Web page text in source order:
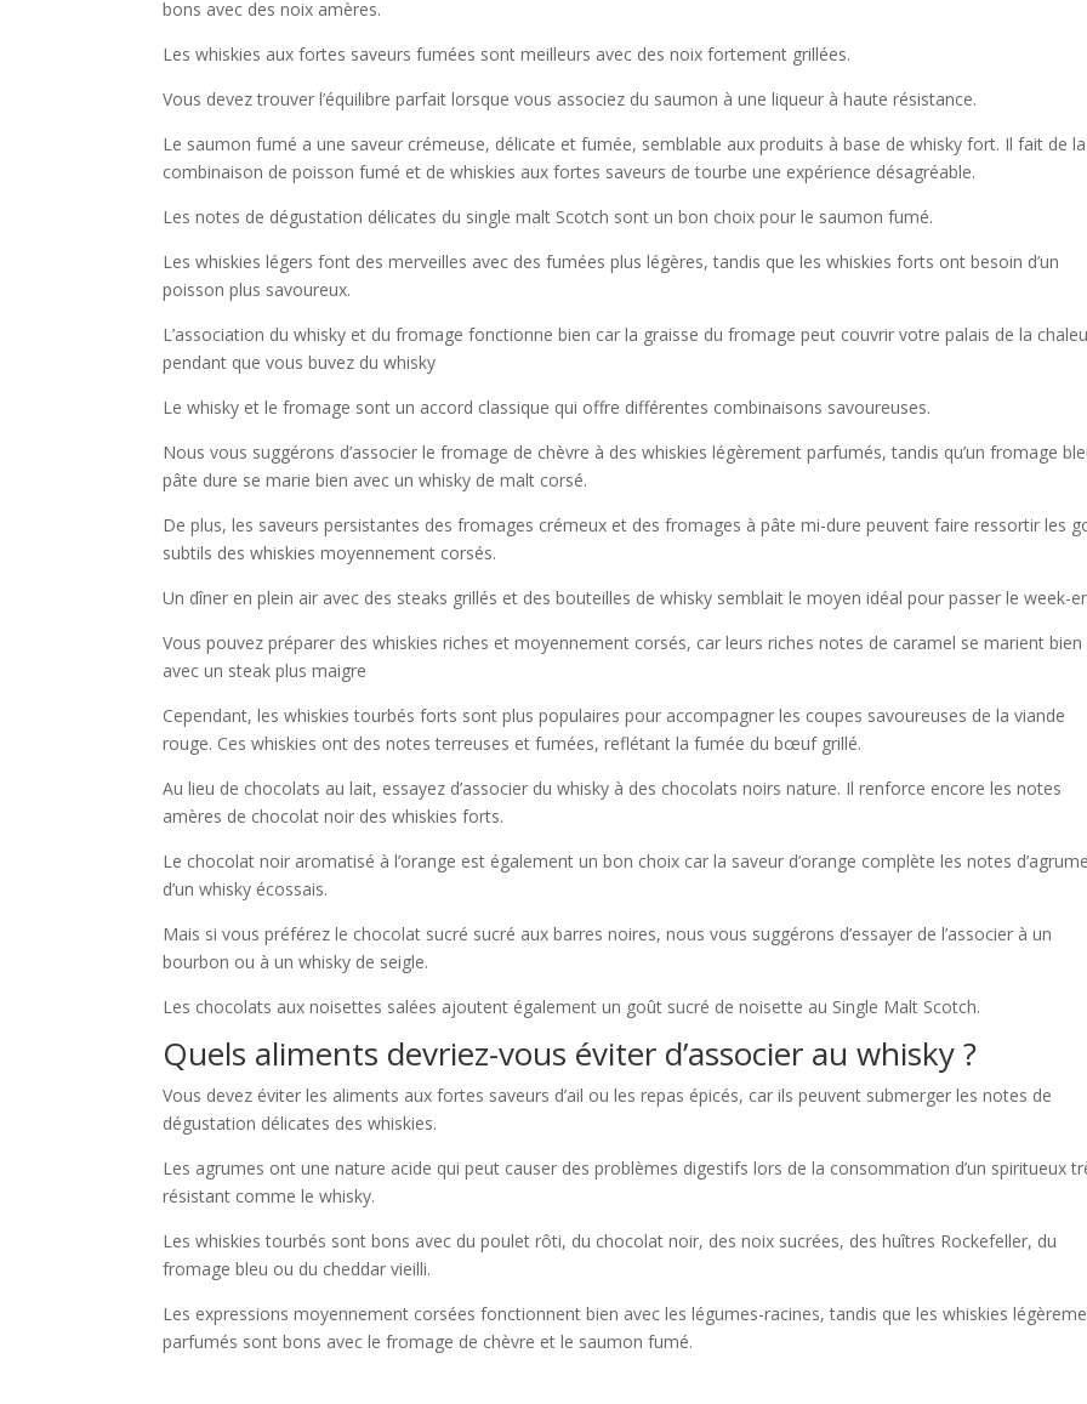
bons avec des noix amères.
Les whiskies aux fortes saveurs fumées sont meilleurs avec des noix fortement grillées.
Vous devez trouver l’équilibre parfait lorsque vous associez du saumon à une liqueur à haute résistance.
Le saumon fumé a une saveur crémeuse, délicate et fumée, semblable aux produits à base de whisky fort. Il fait de la
combinaison de poisson fumé et de whiskies aux fortes saveurs de tourbe une expérience désagréable.
Les notes de dégustation délicates du single malt Scotch sont un bon choix pour le saumon fumé.
Les whiskies légers font des merveilles avec des fumées plus légères, tandis que les whiskies forts ont besoin d’un
poisson plus savoureux.
L’association du whisky et du fromage fonctionne bien car la graisse du fromage peut couvrir votre palais de la
pendant que vous buvez du whisky
Le whisky et le fromage sont un accord classique qui offre différentes combinaisons savoureuses.
Nous vous suggérons d’associer le fromage de chèvre à des whiskies légèrement parfumés, tandis qu’un fromage
pâte dure se marie bien avec un whisky de malt corsé.
De plus, les saveurs persistantes des fromages crémeux et des fromages à pâte mi-dure peuvent faire ressortir les
subtils des whiskies moyennement corsés.
Un dîner en plein air avec des steaks grillés et des bouteilles de whisky semblait le moyen idéal pour passer le week-
Vous pouvez préparer des whiskies riches et moyennement corsés, car leurs riches notes de caramel se marient bien
avec un steak plus maigre
Cependant, les whiskies tourbés forts sont plus populaires pour accompagner les coupes savoureuses de la viande
rouge. Ces whiskies ont des notes terreuses et fumées, reflétant la fumée du bœuf grillé.
Au lieu de chocolats au lait, essayez d’associer du whisky à des chocolats noirs nature. Il renforce encore les notes
amères de chocolat noir des whiskies forts.
Le chocolat noir aromatisé à l’orange est également un bon choix car la saveur d’orange complète les notes
d’un whisky écossais.
Mais si vous préférez le chocolat sucré sucré aux barres noires, nous vous suggérons d’essayer de l’associer à un
bourbon ou à un whisky de seigle.
Les chocolats aux noisettes salées ajoutent également un goût sucré de noisette au Single Malt Scotch.
Quels aliments devriez-vous éviter d’associer au whisky ?
Vous devez éviter les aliments aux fortes saveurs d’ail ou les repas épicés, car ils peuvent submerger les notes de
dégustation délicates des whiskies.
Les agrumes ont une nature acide qui peut causer des problèmes digestifs lors de la consommation d’un spiritueux
résistant comme le whisky.
Les whiskies tourbés sont bons avec du poulet rôti, du chocolat noir, des noix sucrées, des huîtres Rockefeller, du
fromage bleu ou du cheddar vieilli.
Les expressions moyennement corsées fonctionnent bien avec les légumes-racines, tandis que les whiskies
parfumés sont bons avec le fromage de chèvre et le saumon fumé.